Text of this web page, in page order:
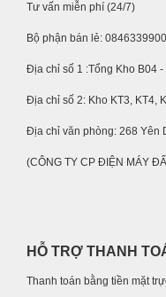
Tư vấn miễn phí (24/7)
Bộ phận bán lẻ: 0846339900
Địa chỉ số 1 :Tổng Kho B04
Địa chỉ số 2: Kho KT3, KT4,
Địa chỉ văn phòng: 268 Yên
(CÔNG TY CP ĐIỆN MÁY
HỖ TRỢ THANH
Thanh toán bằng tiền mặt